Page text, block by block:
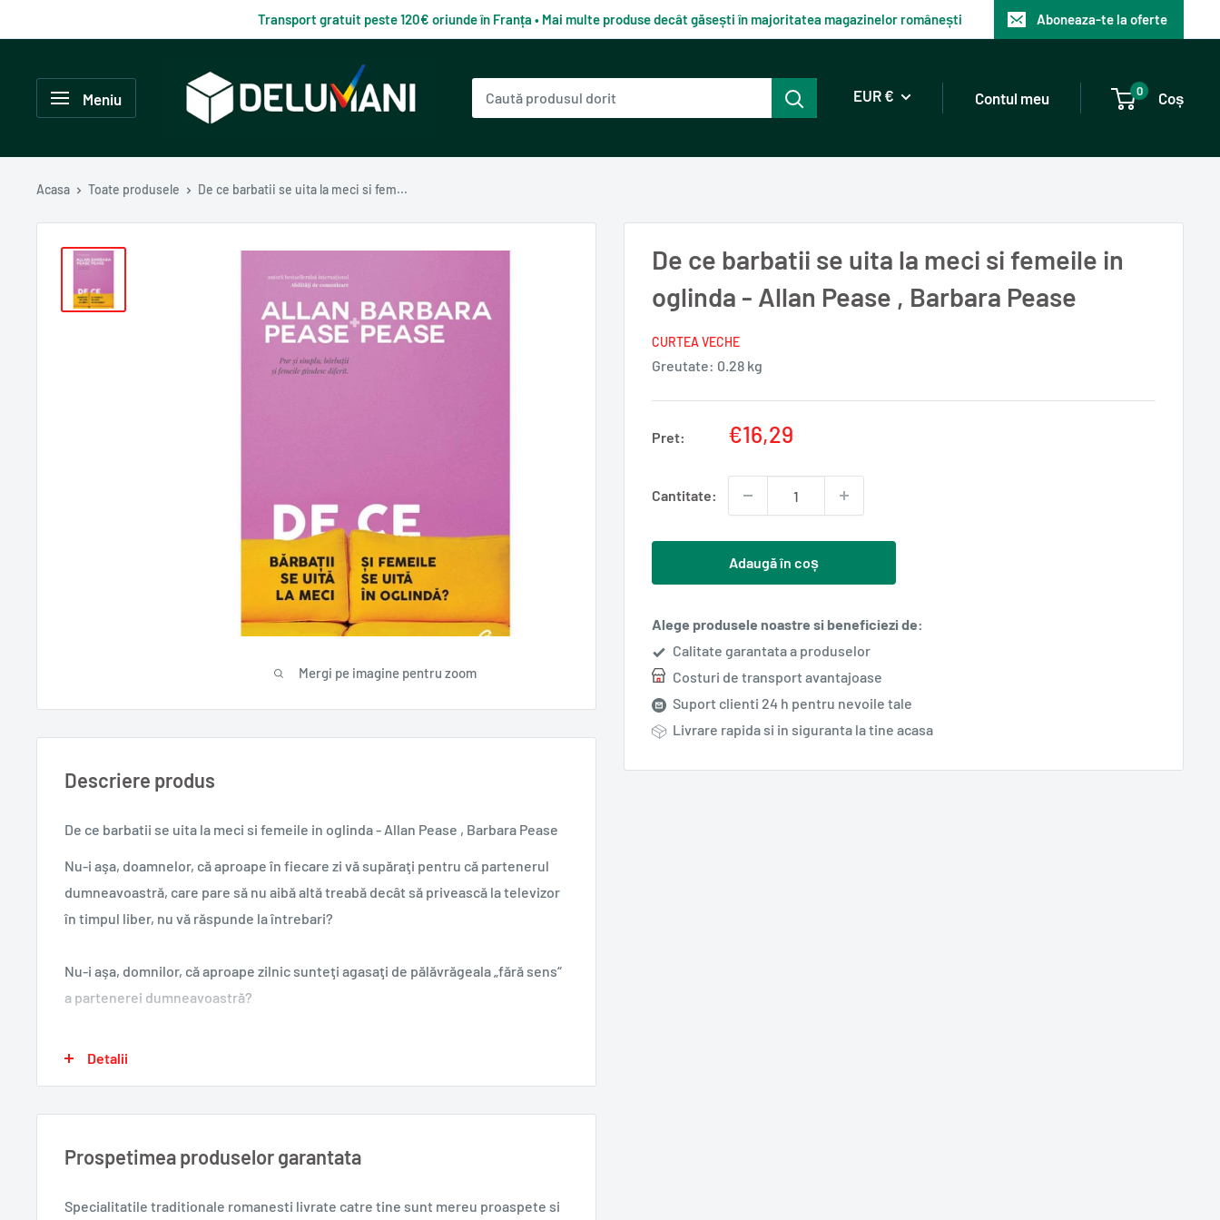
te
continut
Transport gratuit peste 120€ oriunde în Franța • Mai multe produse decât găsești în majoritatea magazinelor românești Aboneaza-te la oferte
Meniu
Delumani
Magazin
EUR € Contul meu 0 Coș
Acasa Toate produsele De ce barbatii se uita la meci si fem...
Mergi pe imagine pentru zoom
De ce barbatii se uita la meci si femeile in
oglinda - Allan Pease , Barbara Pease
CURTEA VECHE
Greutate: 0.28 kg
Pret:
Pret
€16,29
Cantitate:
Adaugă în coș
Alege produsele noastre si beneficiezi de:
Calitate garantata a produselor
Costuri de transport avantajoase
Suport clienti 24 h pentru nevoile tale
Livrare rapida si in siguranta la tine acasa
Descriere produs
De ce barbatii se uita la meci si femeile in oglinda - Allan Pease , Barbara Pease
Nu-i aşa, doamnelor, că aproape în fiecare zi vă supăraţi pentru că partenerul
dumneavoastră, care pare să nu aibă altă treabă decât să privească la televizor
în timpul liber, nu vă răspunde la întrebari?
Nu-i aşa, domnilor, că aproape zilnic sunteţi agasaţi de pălăvrăgeala „fără sens“
a partenerei dumneavoastră?
Autorii acestei cărţi şi-au propus să prezinte unui public larg motivele pentru
domeniile cercetării asupra creierului, biologiei evoluţioniste, geneticii,
Detalii
Prospetimea produselor garantata
Specialitatile traditionale romanesti livrate catre tine sunt mereu proaspete si